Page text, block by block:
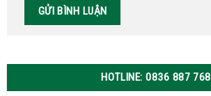
HOTLINE: 0836 887 768